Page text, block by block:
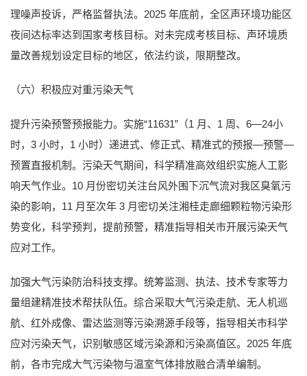
理噪声投诉，严格监督执法。2025 年底前，全区声环境功能区
夜间达标率达到国家考核目标。对未完成考核目标、声环境质
量改善规划设定目标的地区，依法约谈，限期整改。
（六）积极应对重污染天气
提升污染预警预报能力。实施“11631”（1 月、1 周、6—24小
时，3 小时，1 小时）递进式、修正式、精准式的预报—预警—
预置直报机制。污染天气期间，科学精准高效组织实施人工影
响天气作业。10 月份密切关注台风外围下沉气流对我区臭氧污
染的影响，11 月至次年 3 月密切关注湘桂走廊细颗粒物污染形
势变化，科学预判，提前预警，精准指导相关市开展污染天气
应对工作。
加强大气污染防治科技支撑。统筹监测、执法、技术专家等力
量组建精准技术帮扶队伍。综合采取大气污染走航、无人机巡
航、红外成像、雷达监测等污染溯源手段等，指导相关市科学
应对污染天气，识别敏感区域污染源和污染高值区。2025 年底
前，各市完成大气污染物与温室气体排放融合清单编制。